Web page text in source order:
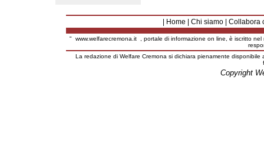
Home Chi siamo Collabora
" www.welfarecremona.it, portale di informazione on line, è iscritto nel
La redazione di Welfare Cremona si dichiara pienamente
Copyright